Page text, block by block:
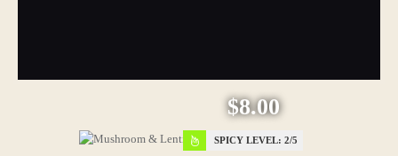
SPICY LEVEL: 2
$8.00